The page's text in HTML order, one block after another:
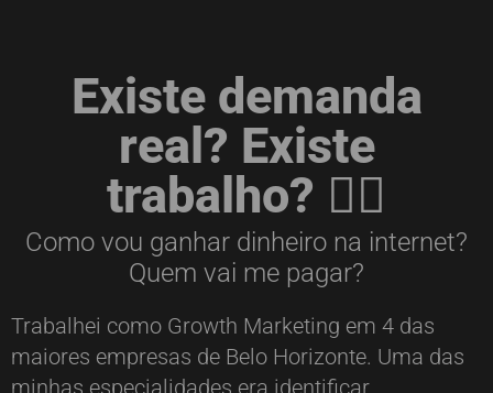
Existe demanda
real? Existe
trabalho? 🤷‍♂️
Como vou ganhar dinheiro na internet?
Quem vai me pagar?
Trabalhei como Growth Marketing em 4 das
maiores empresas de Belo Horizonte. Uma das
minhas especialidades era identificar